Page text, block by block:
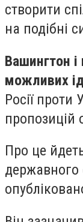
створити
на подібні
Вашингтон
можливих
Росії проти
пропозицій
Про це
державного